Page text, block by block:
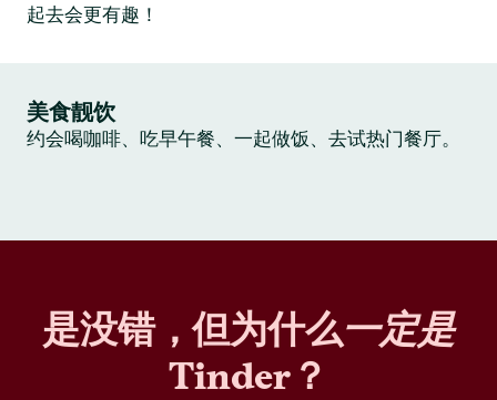
起去会更有趣！
美食靓饮
约会喝咖啡、吃早午餐、一起做饭、去试热门餐厅。
是没错，但为什么一定是
Tinder？